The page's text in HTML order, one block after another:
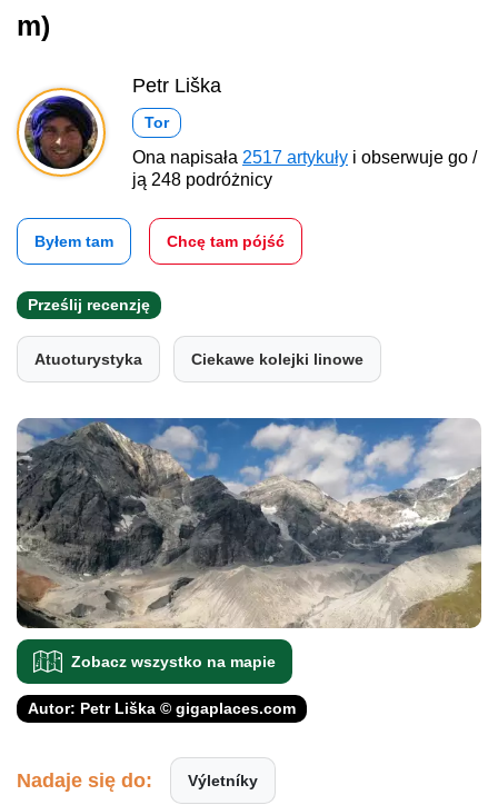
m)
Petr Liška
Tor
Ona napisała 2517 artykuły i obserwuje go /
ją 248 podróżnicy
Byłem tam Chcę tam pójść
Prześlij recenzję
Atuoturystyka Ciekawe kolejki linowe
Zobacz wszystko na mapie
Autor: Petr Liška © gigaplaces.com
Nadaje się do: Výletníky